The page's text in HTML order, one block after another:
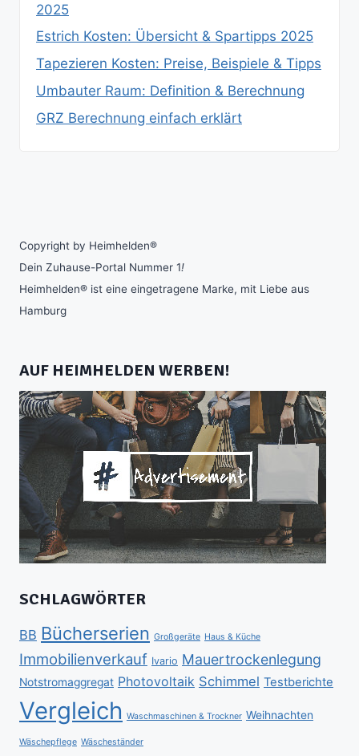
2025
Estrich Kosten: Übersicht & Spartipps 2025
Tapezieren Kosten: Preise, Beispiele & Tipps
Umbauter Raum: Definition & Berechnung
GRZ Berechnung einfach erklärt
Copyright by Heimhelden®
Dein Zuhause-Portal Nummer 1!
Heimhelden® ist eine eingetragene Marke, mit Liebe aus
Hamburg
AUF HEIMHELDEN WERBEN!
SCHLAGWÖRTER
BB Bücherserien Großgeräte Haus & Küche
Immobilienverkauf Ivario Mauertrockenlegung
Notstromaggregat Photovoltaik Schimmel Testberichte
Vergleich Waschmaschinen & Trockner Weihnachten
Wäschepflege Wäscheständer